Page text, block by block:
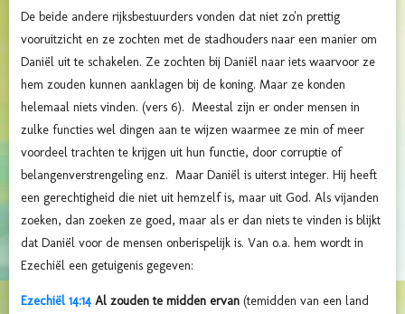
De beide andere rijksbestuurders vonden dat niet zo'n prettig
vooruitzicht en ze zochten met de stadhouders naar een manier om
Daniël uit te schakelen. Ze zochten bij Daniël naar iets waarvoor ze
hem zouden kunnen aanklagen bij de koning. Maar ze konden
helemaal niets vinden. (vers 6). Meestal zijn er onder mensen in
zulke functies wel dingen aan te wijzen waarmee ze min of meer
voordeel trachten te krijgen uit hun functie, door corruptie of
belangenverstrengeling enz. Maar Daniël is uiterst integer. Hij heeft
een gerechtigheid die niet uit hemzelf is, maar uit God. Als vijanden
zoeken, dan zoeken ze goed, maar als er dan niets te vinden is blijkt
dat Daniël voor de mensen onberispelijk is. Van o.a. hem wordt in
Ezechiël een getuigenis gegeven:
Ezechiël 14:14 Al zouden te midden ervan (temidden van een land